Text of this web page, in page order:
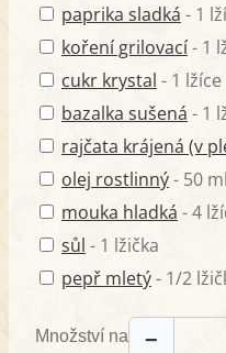
paprika sladká - 1
koření grilovací- 1
cukr krystal - 1 lžíce
bazalka sušená - 1
rajčata krájená (v
olej rostlinný- 50 ml
mouka hladká - 4
sůl - 1 lžička
pepř mletý- 1/2
Množství na −